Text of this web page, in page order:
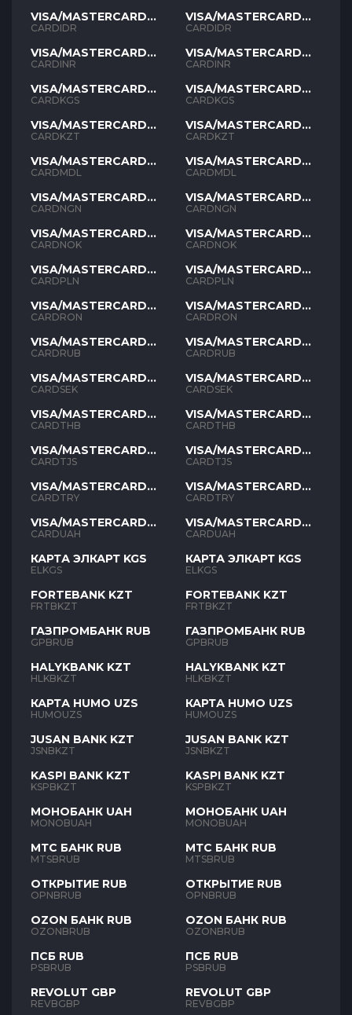
VISA/MASTERCARD
IDR
CARDIDR
VISA/MASTERCARD
INR
CARDINR
VISA/MASTERCARD
KGS
CARDKGS
VISA/MASTERCARD
KZT
CARDKZT
VISA/MASTERCARD
MDL
CARDMDL
VISA/MASTERCARD
NGN
CARDNGN
VISA/MASTERCARD
NOK
CARDNOK
VISA/MASTERCARD
PLN
CARDPLN
VISA/MASTERCARD
RON
CARDRON
VISA/MASTERCARD
RUB
CARDRUB
VISA/MASTERCARD
SEK
CARDSEK
VISA/MASTERCARD
THB
CARDTHB
VISA/MASTERCARD
TJS
CARDTJS
VISA/MASTERCARD
TYR
CARDTRY
VISA/MASTERCARD
UAH
CARDUAH
КАРТА ЭЛКАРТ KGS
ELKGS
FORTEBANK KZT
FRTBKZT
ГАЗПРОМБАНК RUB
GPBRUB
HALYKBANK KZT
HLKBKZT
КАРТА HUMO UZS
HUMOUZS
JUSAN BANK KZT
JSNBKZT
KASPI BANK KZT
KSPBKZT
МОНОБАНК UAH
MONOBUAH
МТС БАНК RUB
MTSBRUB
ОТКРЫТИЕ RUB
OPNBRUB
OZON БАНК RUB
OZONBRUB
ПСБ RUB
PSBRUB
REVOLUT GBP
REVBGBP
VISA/MASTERCARD
IDR
CARDIDR
VISA/MASTERCARD
INR
CARDINR
VISA/MASTERCARD
KGS
CARDKGS
VISA/MASTERCARD
KZT
CARDKZT
VISA/MASTERCARD
MDL
CARDMDL
VISA/MASTERCARD
NGN
CARDNGN
VISA/MASTERCARD
NOK
CARDNOK
VISA/MASTERCARD
PLN
CARDPLN
VISA/MASTERCARD
RON
CARDRON
VISA/MASTERCARD
RUB
CARDRUB
VISA/MASTERCARD
SEK
CARDSEK
VISA/MASTERCARD
THB
CARDTHB
VISA/MASTERCARD
TJS
CARDTJS
VISA/MASTERCARD
TYR
CARDTRY
VISA/MASTERCARD
UAH
CARDUAH
КАРТА ЭЛКАРТ KGS
ELKGS
FORTEBANK KZT
FRTBKZT
ГАЗПРОМБАНК RUB
GPBRUB
HALYKBANK KZT
HLKBKZT
КАРТА HUMO UZS
HUMOUZS
JUSAN BANK KZT
JSNBKZT
KASPI BANK KZT
KSPBKZT
МОНОБАНК UAH
MONOBUAH
МТС БАНК RUB
MTSBRUB
ОТКРЫТИЕ RUB
OPNBRUB
OZON БАНК RUB
OZONBRUB
ПСБ RUB
PSBRUB
REVOLUT GBP
REVBGBP